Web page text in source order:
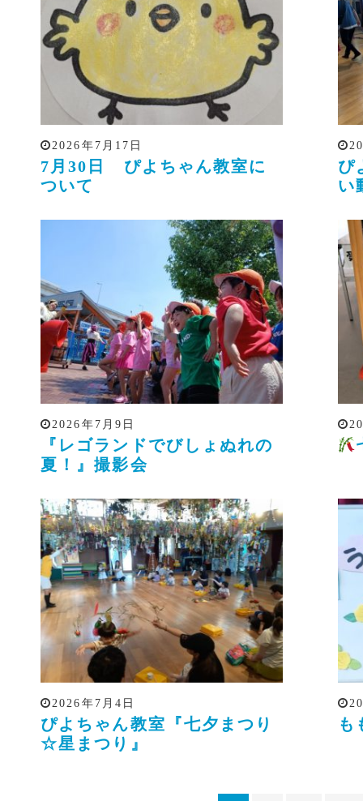
2026年7月17日
7月30日 ぴよちゃん教室に
ついて
ぴ
い
2026年7月9日
『レゴランドでびしょぬれの
夏！』撮影会
2026年7月4日
ぴよちゃん教室『七夕まつり
☆星まつり』
も